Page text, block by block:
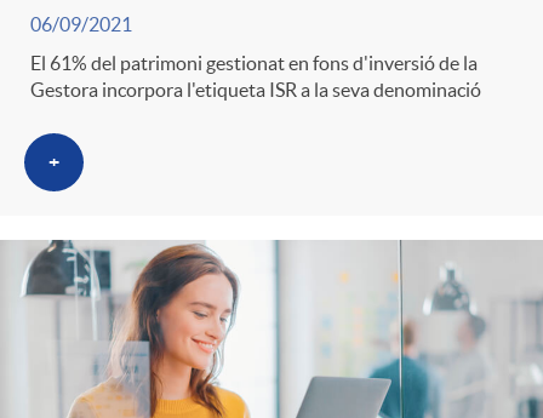
06/09/2021
El 61% del patrimoni gestionat en fons d'inversió de la
Gestora incorpora l'etiqueta ISR a la seva denominació
+